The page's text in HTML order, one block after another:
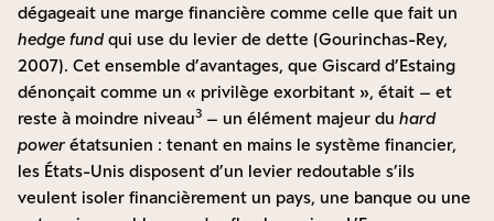
dégageait une marge financière comme celle que fait un
hedge fundqui use du levier de dette (Gourinchas-Rey,
2007). Cet ensemble d’avantages, que Giscard d’Estaing
dénonçait comme un « privilège exorbitant », était – et
reste à moindre niveau3 – un élément majeur du hard
power étatsunien : tenant en mains le système financier,
les États-Unis disposent d’un levier redoutable s’ils
veulent isoler financièrement un pays, une banque ou une